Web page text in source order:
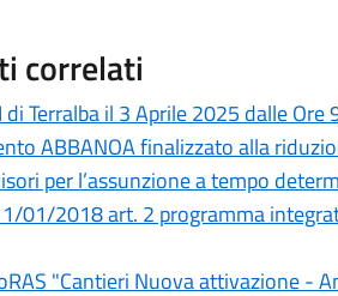
correlati
di Terralba il 3 Aprile 2025 dalle
ABBANOA finalizzato alla
per l’assunzione a tempo
01/2018 art. 2 programma
"Cantieri Nuova attivazione -